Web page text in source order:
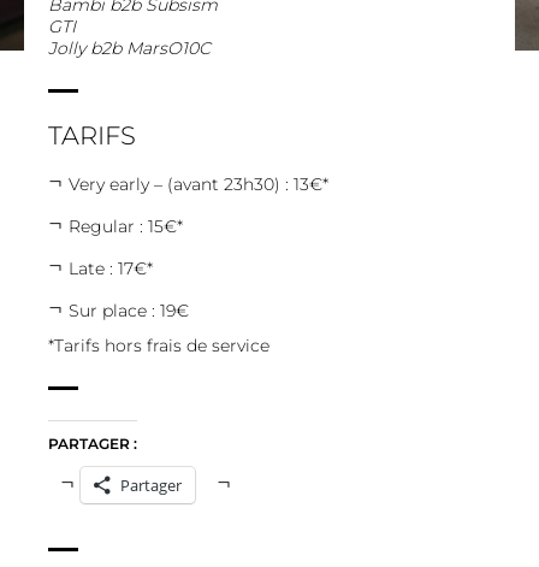
Bambib2b Subsism
GTI
Jollyb2b MarsO10C
TARIFS
Very early – (avant 23h30) : 13€*
Regular : 15€*
Late : 17€*
Sur place : 19€
*Tarifs hors frais de service
PARTAGER :
Partager